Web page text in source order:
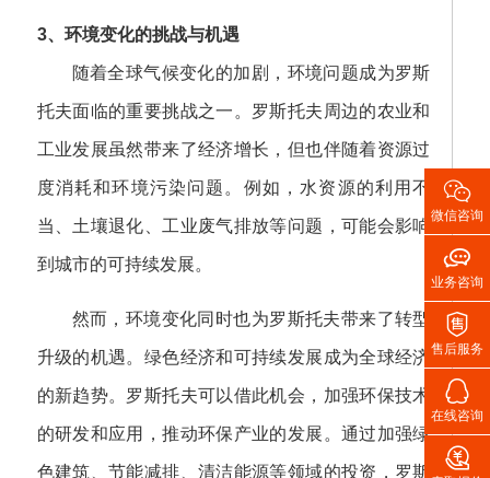
3、环境变化的挑战与机遇
随着全球气候变化的加剧，环境问题成为罗斯
托夫面临的重要挑战之一。罗斯托夫周边的农业和
工业发展虽然带来了经济增长，但也伴随着资源过
度消耗和环境污染问题。例如，水资源的利用不
当、土壤退化、工业废气排放等问题，可能会影响
到城市的可持续发展。
然而，环境变化同时也为罗斯托夫带来了转型
升级的机遇。绿色经济和可持续发展成为全球经济
的新趋势。罗斯托夫可以借此机会，加强环保技术
的研发和应用，推动环保产业的发展。通过加强绿
色建筑、节能减排、清洁能源等领域的投资，罗斯

微信咨询

业务咨询

售后服务

在线咨询
